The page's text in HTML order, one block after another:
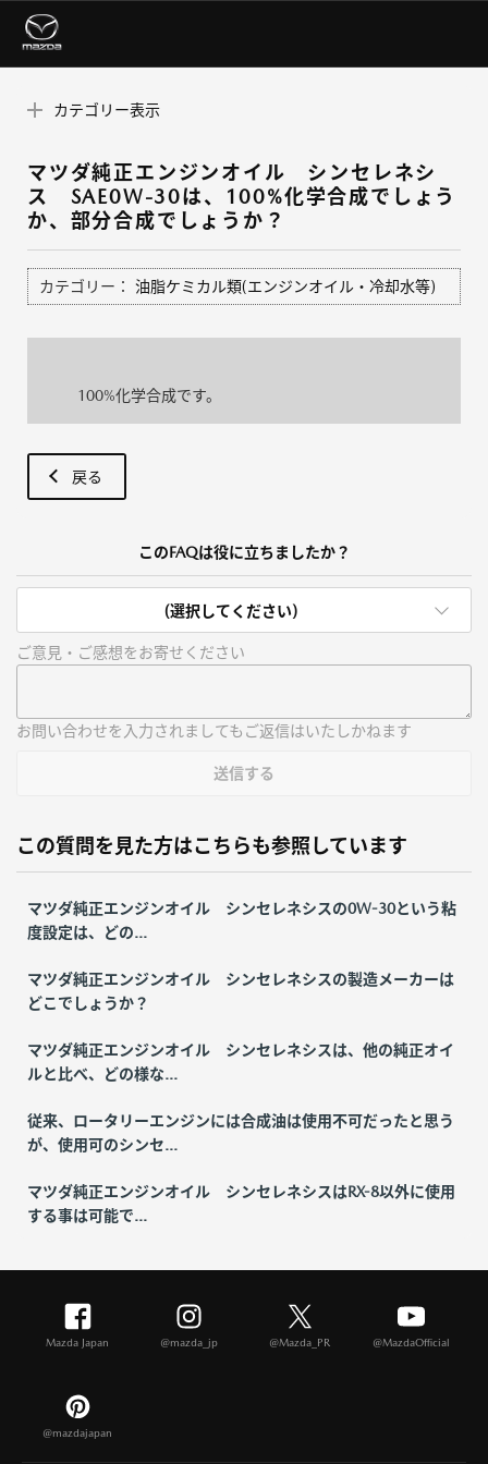
カテゴリー表示
マツダ純正エンジンオイル シンセレネシ
ス SAE0W-30は、100%化学合成でしょう
か、部分合成でしょうか？
カテゴリー： 油脂ケミカル類(エンジンオイル・冷却水等)
100%化学合成です。
戻る
このFAQは役に立ちましたか？
(選択してください)
ご意見・ご感想をお寄せください
お問い合わせを入力されましてもご返信はいたしかねます
送信する
この質問を見た方はこちらも参照しています
マツダ純正エンジンオイル シンセレネシスの0W-30という粘
度設定は、どの...
マツダ純正エンジンオイル シンセレネシスの製造メーカーは
どこでしょうか？
マツダ純正エンジンオイル シンセレネシスは、他の純正オイ
ルと比べ、どの様な...
従来、ロータリーエンジンには合成油は使用不可だったと思う
が、使用可のシンセ...
マツダ純正エンジンオイル シンセレネシスはRX-8以外に使用
する事は可能で...
Mazda Japan @mazda_jp @Mazda_PR @MazdaOfficial
@mazdajapan